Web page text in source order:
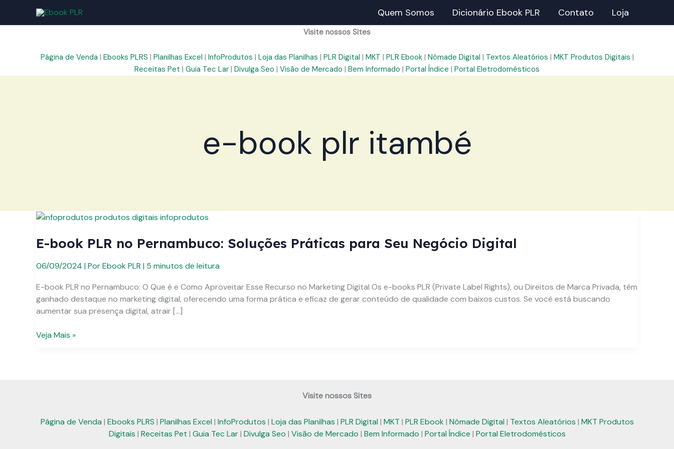
Quem Somos Dicionário Ebook PLR Contato Loja
Visite nossos Sites
Página de Venda | Ebooks PLRS | Planilhas Excel | InfoProdutos | Loja das Planilhas | PLR Digital | MKT | PLR Ebook| Nômade Digital | Textos Aleatórios | MKT Produtos Digitais |
Receitas Pet | Guia Tec Lar | Divulga Seo | Visão de Mercado | Bem Informado | Portal Índice | Portal Eletrodomésticos
e-book plr itambé
E-book PLR no Pernambuco: Soluções Práticas para Seu Negócio Digital
06/09/2024 | PorEbook PLR | 5 minutos de leitura
E-book PLR no Pernambuco: O Que é e Como Aproveitar Esse Recurso no Marketing Digital Os e-books PLR (Private Label Rights), ou Direitos de Marca Privada, têm
ganhado destaque no marketing digital, oferecendo uma forma prática e eficaz de gerar conteúdo de qualidade com baixos custos. Se você está buscando
aumentar sua presença digital, atrair […]
E-
para
Veja Mais »
Visite nossos Sites
Página de Venda | Ebooks PLRS | Planilhas Excel | InfoProdutos | Loja das Planilhas | PLR Digital | MKT | PLR Ebook | Nômade Digital | Textos Aleatórios | MKT Produtos
Digitais | Receitas Pet | Guia Tec Lar| Divulga Seo | Visão de Mercado | Bem Informado | Portal Índice | Portal Eletrodomésticos